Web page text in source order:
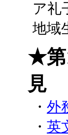
ア礼
地域
★第
見
・ 外
・ 英